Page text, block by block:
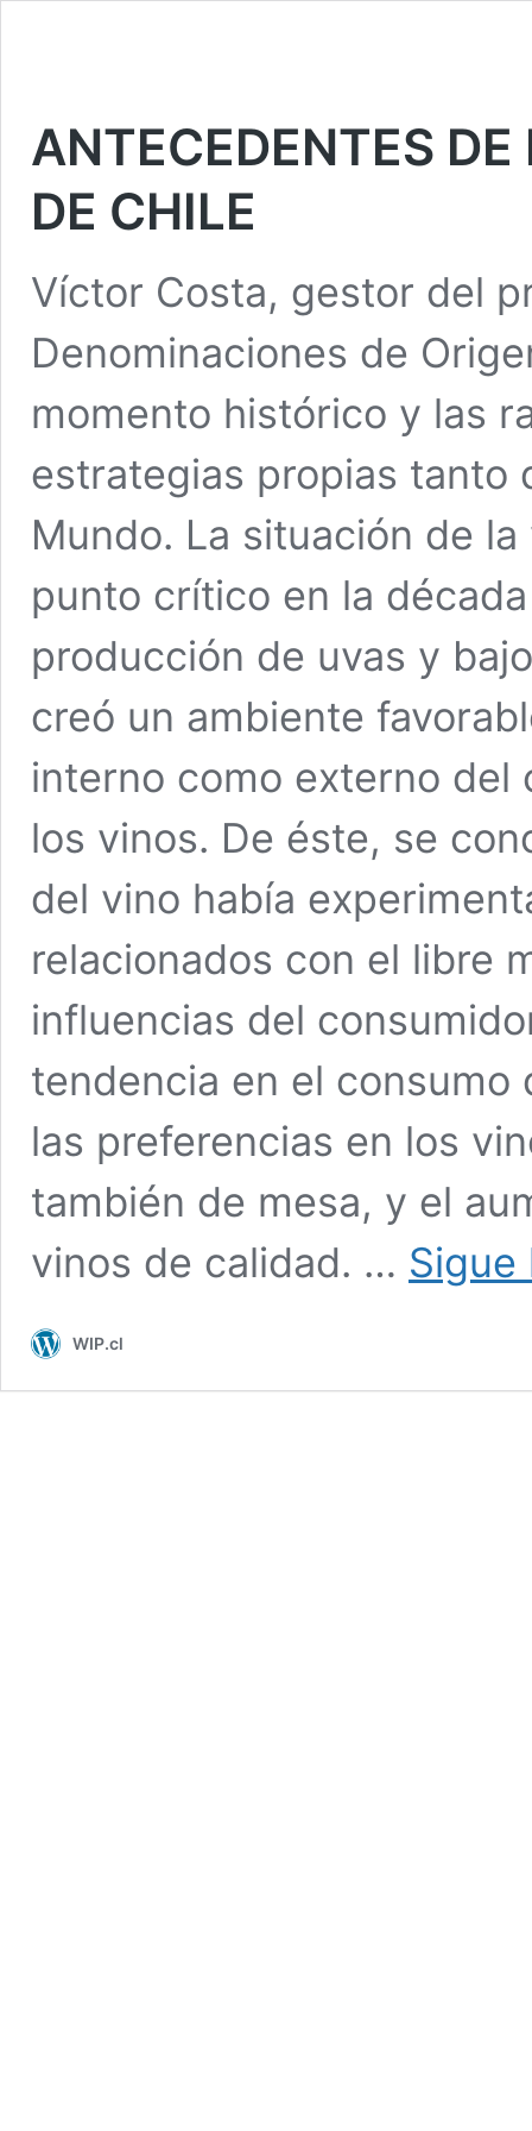
ANTECEDENTES
DE CHILE
Víctor Costa, gestor del
Denominaciones de
momento histórico y las
estrategias propias tanto
Mundo. La situación de
punto crítico en la
producción de uvas y
creó un ambiente
interno como externo
los vinos. De éste, se
del vino había
relacionados con el libre
influencias del
tendencia en el
las preferencias en los
también de mesa, y el
vinos de calidad. … Sigue
WIP.cl